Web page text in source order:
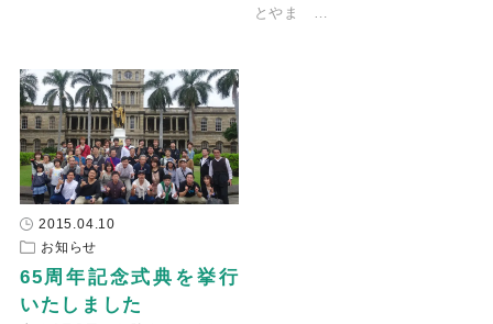
とやま …
2015.04.10
お知らせ
65周年記念式典を挙行
いたしました